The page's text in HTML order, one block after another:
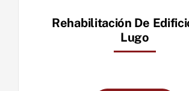
Rehabilitación De
Lugo